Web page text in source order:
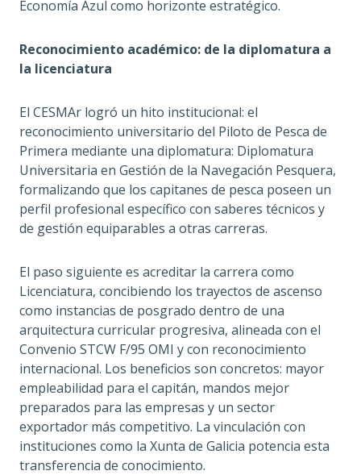
Economía Azul como horizonte estratégico.
Reconocimiento académico: de la diplomatura a
la licenciatura
El CESMAr logró un hito institucional: el
reconocimiento universitario del Piloto de Pesca de
Primera mediante una diplomatura: Diplomatura
Universitaria en Gestión de la Navegación Pesquera,
formalizando que los capitanes de pesca poseen un
perfil profesional específico con saberes técnicos y
de gestión equiparables a otras carreras.
El paso siguiente es acreditar la carrera como
Licenciatura, concibiendo los trayectos de ascenso
como instancias de posgrado dentro de una
arquitectura curricular progresiva, alineada con el
Convenio STCW F/95 OMI y con reconocimiento
internacional. Los beneficios son concretos: mayor
empleabilidad para el capitán, mandos mejor
preparados para las empresas y un sector
exportador más competitivo. La vinculación con
instituciones como la Xunta de Galicia potencia esta
transferencia de conocimiento.